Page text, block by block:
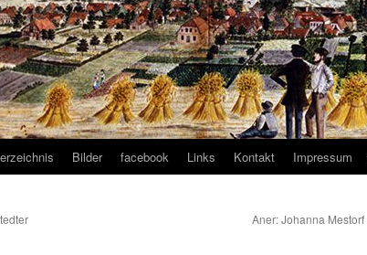
Bilder facebook Links Kontakt Impressum
Aner: Johanna Mestorf